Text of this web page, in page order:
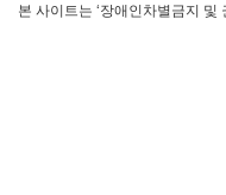
본 사이트는 ‘장애인차별금지